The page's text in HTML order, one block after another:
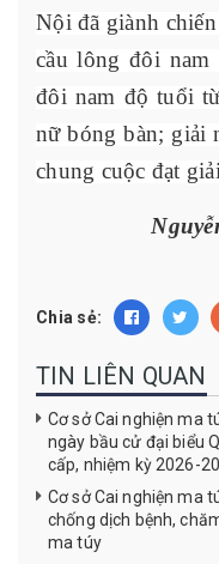
Nội đã giành
cầu lông đôi
đôi nam độ tuổi
nữ bóng bàn; giải
chung cuộc đạt
Chia sẻ:
TIN LIÊN QUAN
Cơ sở Cai nghiện ma
ngày bầu cử đại biểu
cấp, nhiệm kỳ 2026-
Cơ sở Cai nghiện ma
chống dịch bệnh,
ma túy